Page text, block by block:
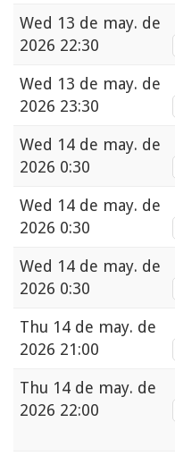
Wed 13 de may. de
2026 22:30
Wed 13 de may. de
2026 23:30
Wed 14 de may. de
2026 0:30
Wed 14 de may. de
2026 0:30
Wed 14 de may. de
2026 0:30
Thu 14 de may. de
2026 21:00
Thu 14 de may. de
2026 22:00